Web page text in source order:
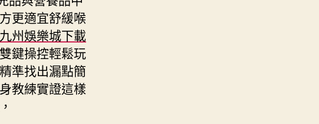
方更適宜舒緩喉
九州娛樂城下載
鍵操控輕鬆玩
準找出漏點簡
教練實證這樣